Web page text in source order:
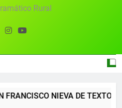
Rural
FRANCISCO NIEVA DE TEXTOS